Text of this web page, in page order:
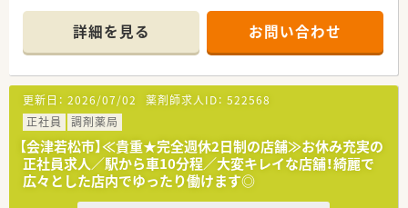
■地域密着で明るい職場環境が魅力的な薬局です。
詳細を見る お問い合わせ
更新日： 2026/07/02 薬剤師求人ID： 522568
正社員
調剤薬局
【会津若松市】≪貴重★完全週休2日制の店舗≫お休み充実の
正社員求人／駅から車10分程／大変キレイな店舗！綺麗で
広々とした店内でゆったり働けます◎